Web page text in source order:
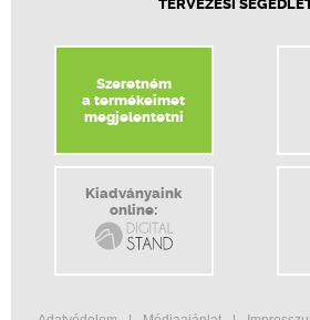
TERVEZÉSI
Szeretném
a termékeimet
megjelentetni
Kiadványaink
online: